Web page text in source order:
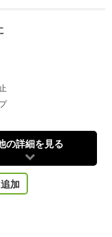
の詳細を見る
加